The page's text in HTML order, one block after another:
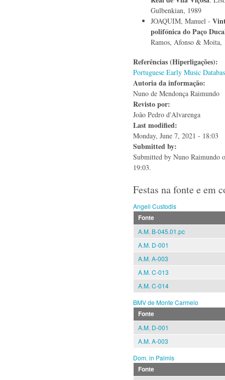
Gulbenkian, 1989
JOAQUIM, Manuel -
polifónica do Paço
Ramos, Afonso & Moita,
Referências (Hiperligações):
Portuguese Early Music
Autoria da informação:
Nuno de Mendonça Raimundo
Revisto por:
João Pedro d'Alvarenga
Last modified:
Monday, June 7, 2021 - 18:03
Submitted by:
Submitted by Nuno Raimundo
19:03.
Festas na fonte e em
Angeli Custodis
Fonte
A.M. B-045.01.pc
A.M. D-001
A.M. A-003
A.M. C-013
A.M. C-014
BMV de Monte Carmelo
Fonte
A.M. D-001
A.M. A-003
Dom. in Palmis
Fonte